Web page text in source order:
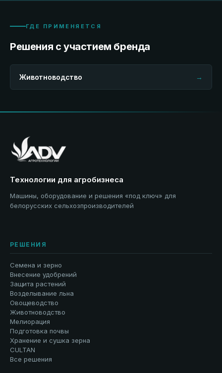
ГДЕ ПРИМЕНЯЕТСЯ
Решения с участием бренда
Животноводство →
Технологии для агробизнеса
Машины, оборудование и решения «под ключ» для
белорусских сельхозпроизводителей
РЕШЕНИЯ
Семена и зерно
Внесение удобрений
Защита растений
Возделывание льна
Овощеводство
Животноводство
Мелиорация
Подготовка почвы
Хранение и сушка зерна
CULTAN
Все решения